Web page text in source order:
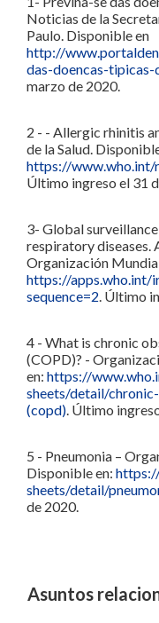
Noticias de la
Paulo. Disponible en
http://
das-doencas-
marzo de 2020.
2 - - Allergic rhinitis
de la Salud.
https://www.who.int/
Último ingreso el 31
3- Global
respiratory diseases.
Organización
https://apps.who.int/
sequence=2. Último
4 - What is chronic
(COPD)? -
en: https://
sheets/detail/
(copd). Último
5 - Pneumonia –
Disponible en:
sheets/detail/
de 2020.
Asuntos